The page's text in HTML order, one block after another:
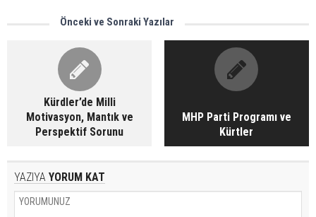
Önceki ve Sonraki Yazılar
Kürdler’de Milli
Motivasyon, Mantık ve
Perspektif Sorunu
MHP Parti Programı ve
Kürtler
YAZIYA YORUM KAT